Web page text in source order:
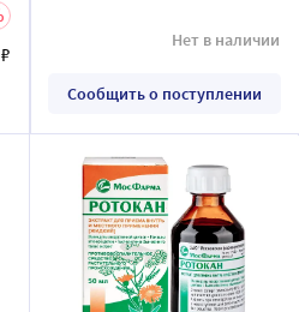
₽
Нет в наличии
Сообщить о поступлении